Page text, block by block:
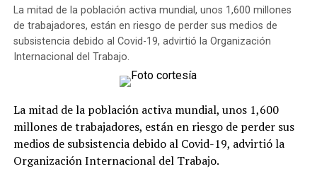
La mitad de la población activa mundial, unos 1,600 millones
de trabajadores, están en riesgo de perder sus medios de
subsistencia debido al Covid-19, advirtió la Organización
Internacional del Trabajo.
La mitad de la población activa mundial, unos 1,600
millones de trabajadores, están en riesgo de perder sus
medios de subsistencia debido al Covid-19, advirtió la
Organización Internacional del Trabajo.